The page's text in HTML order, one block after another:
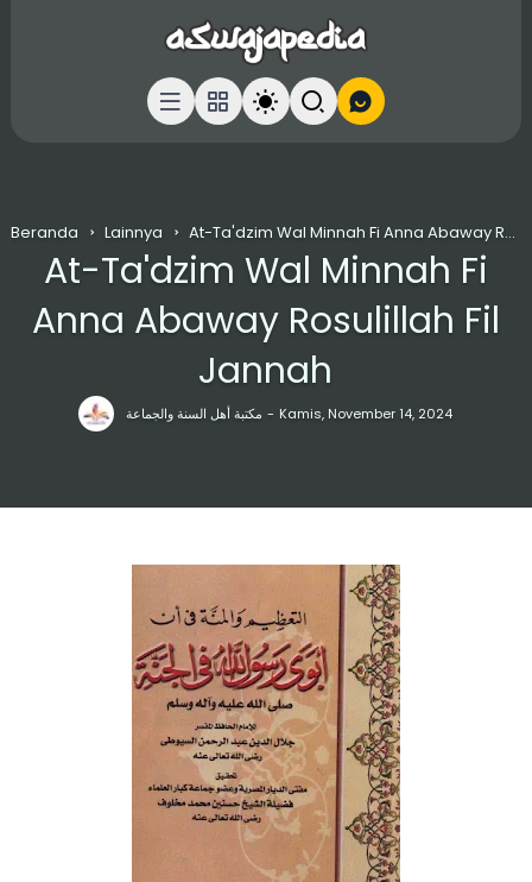
Beranda Lainnya At-Ta'dzim Wal Minnah Fi Anna Abaway Rosulillah Fil Jannah
مكتبة أهل السنة والجماعة Kamis, November 14, 2024
At-Ta'dzim Wal Minnah Fi
Anna Abaway Rosulillah Fil
Jannah